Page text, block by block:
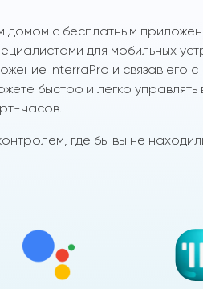
домом с бесплатным
для мобильных
InterraPro и связав его с
быстро и легко
часов.
где бы вы не